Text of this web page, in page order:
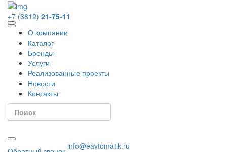
+7 (3812) 21-75-11
О компании
Каталог
Бренды
Услуги
Реализованные проекты
Новости
Контакты
info@eavtomatik.ru